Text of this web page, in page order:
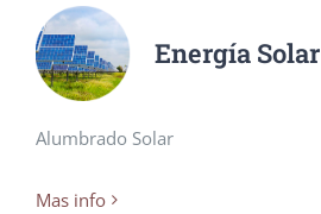
Energía Solar
Alumbrado Solar
Mas info